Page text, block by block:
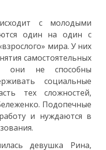
с молодыми
один на один с
мира. У них
самостоятельных
они не способны
социальные
тех сложностей,
Подопечные
и нуждаются в
девушка Рина,